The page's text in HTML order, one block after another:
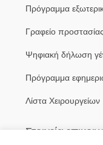
Πρόγραμμα
Γραφείο
Ψηφιακή δήλωση
Πρόγραμμα
Λίστα Χειρουργείων
Στοιχεία